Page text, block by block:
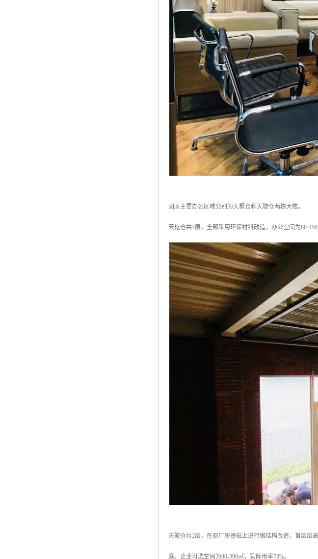
园区主要办公区域分别为天枢仓和天璇仓两栋大楼。
天枢仓共4层，全部采用环保材料改造，办公空间为80-
天璇仓共2层，在原厂房基础上进行钢结构改造，首层层
庭。企业可选空间为90-390㎡，实际用率73%。